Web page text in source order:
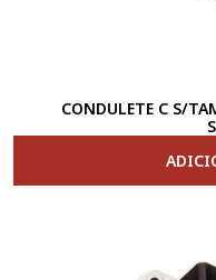
CONDULETE C S/